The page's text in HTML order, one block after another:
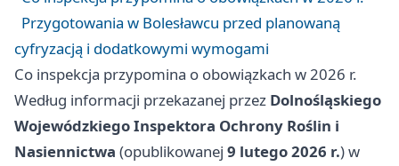
Przygotowania w Bolesławcu przed planowaną
cyfryzacją i dodatkowymi wymogami
Co inspekcja przypomina o obowiązkach w 2026 r.
Według informacji przekazanej przez Dolnośląskiego
Wojewódzkiego Inspektora Ochrony Roślin i
Nasiennictwa (opublikowanej 9 lutego 2026 r.) w